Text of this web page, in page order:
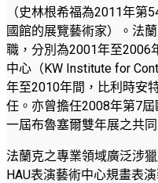
（史林根希福為2011年第
國館的展覽藝術家）。法
職，分別為2001年至2006
中心（KW Institute for
年至2010年間，比利時安
任。亦曾擔任2008年第7
一屆布魯塞爾雙年展之共同
法蘭克之專業領域廣泛涉
HAU表演藝術中心規畫表